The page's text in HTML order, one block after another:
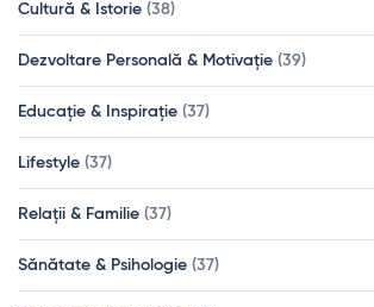
Cultură & Istorie (38)
Dezvoltare Personală & Motivație (39)
Educație & Inspirație (37)
Lifestyle (37)
Relații & Familie (37)
Sănătate & Psihologie (37)